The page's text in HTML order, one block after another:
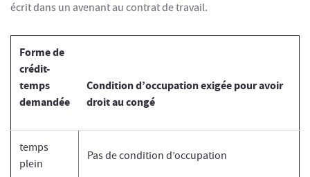
écrit dans un avenant au contrat de travail.
Forme de
crédit-
temps
demandée
Condition d’occupation exigée pour avoir
droit au congé
temps
plein
Pas de condition d’occupation